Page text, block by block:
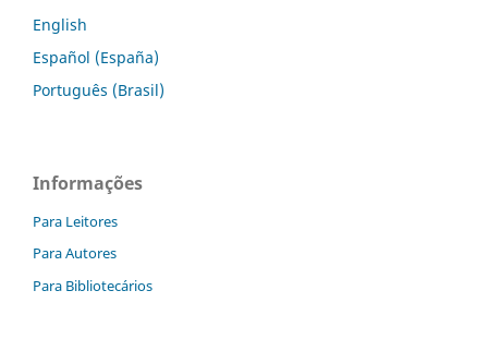
English
Español (España)
Português (Brasil)
Informações
Para Leitores
Para Autores
Para Bibliotecários